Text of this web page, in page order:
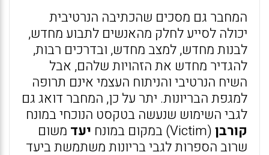
המחבר גם מסכים שהכתיבה הנרטיבית
יכולה לסייע לחלק מהאנשים לתבוע מחדש,
לבנות מחדש, למצב מחדש, ובדרכים רבות,
להגדיר מחדש את הזהויות שלהם, אבל
השיח הנרטיבי והניתוח העצמי אינם תרופה
למגפת הבריונות. יתר על כן, המחבר דואג גם
לגבי השימוש שנעשה בטקסט הנוכחי במונח
קורבן(Victim) במקום במונח יעד משום
שרוב הספרות לגבי בריונות משתמשת ביעד